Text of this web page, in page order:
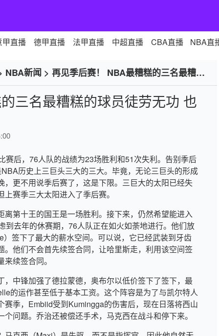
甲直播 德甲直播 法甲直播 中超直播 CBA直播 NBA直
NBA新闻 > 再见季后赛！ NBA最糟糕的三名最糟糕
三名最糟糕的球员徒劳无功 也
赛后，76人队的战绩为23场胜利和51次失利。告别季后
历史上三巨头三大的三大。毕竟，无论三巨头的形成
更不用说季后赛了，这是下限。三巨大的太阳已经失
赛季三大太阳进入了季后赛。
第十王的国王是一场胜利。接下来，仍然希望能进入
到去年的休赛期，76人队正在如火如荼地进行。他们放
签下了最大的薪水空间。可以说，它已经武装到牙齿
他们不会首先续签合同，让哈里斯走，利用该空间签
续签合同。
中锋加强了德拉蒙德，奥布尔以低价签下了签下，最
的运作甚至低于基本工资。这个阵容是为了与凯尔特人
季，Embiid受到Kumingga的伤害后，现在日落将西山
问题。乔治还被偿还手术，马克西在战斗和停下来。